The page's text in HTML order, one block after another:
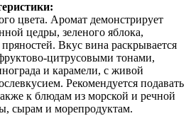
цвета. Аромат демонстрирует
цедры, зеленого яблока,
Вкус вина раскрывается
цитрусовыми тонами,
и карамели, с живой
Рекомендуется подавать
к блюдам из морской и речной
сырам и морепродуктам.